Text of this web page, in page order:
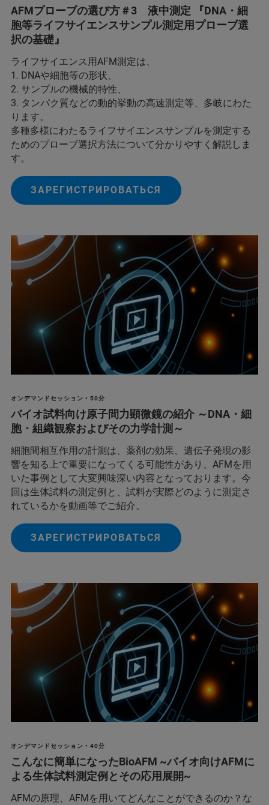
AFMプローブの選び方＃3 液中測定 『DNA・細
胞等ライフサイエンスサンプル測定用プローブ選
択の基礎』
ライフサイエンス用AFM測定は、
1. DNAや細胞等の形状、
2. サンプルの機械的特性、
3. タンパク質などの動的挙動の高速測定等、多岐にわた
ります。
多種多様にわたるライフサイエンスサンプルを測定する
ためのプローブ選択方法について分かりやすく解説しま
す。
ЗАРЕГИСТРИРОВАТЬСЯ
オンデマンドセッション • 50分
バイオ試料向け原子間力顕微鏡の紹介 ～DNA・細
胞・組織観察およびその力学計測～
細胞間相互作用の計測は、薬剤の効果、遺伝子発現の影
響を知る上で重要になってくる可能性があり、AFMを用
いた事例として大変興味深い内容となっております。今
回は生体試料の測定例と、試料が実際どのように測定さ
れているかを動画等でご紹介。
ЗАРЕГИСТРИРОВАТЬСЯ
オンデマンドセッション • 40分
こんなに簡単になったBioAFM ~バイオ向けAFMに
よる生体試料測定例とその応用展開~
AFMの原理、AFMを用いてどんなことができるのか？な